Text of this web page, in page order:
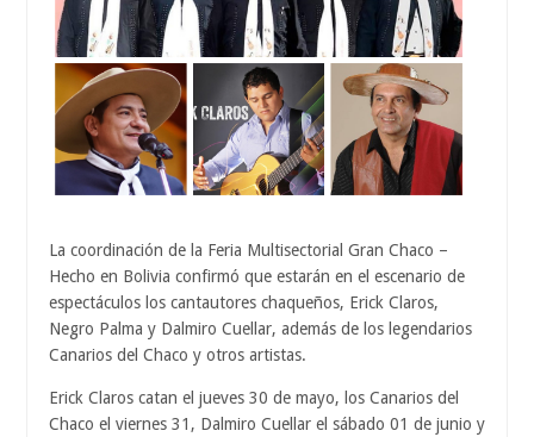
La coordinación de la Feria Multisectorial Gran Chaco –
Hecho en Bolivia confirmó que estarán en el escenario de
espectáculos los cantautores chaqueños, Erick Claros,
Negro Palma y Dalmiro Cuellar, además de los legendarios
Canarios del Chaco y otros artistas.
Erick Claros catan el jueves 30 de mayo, los Canarios del
Chaco el viernes 31, Dalmiro Cuellar el sábado 01 de junio y